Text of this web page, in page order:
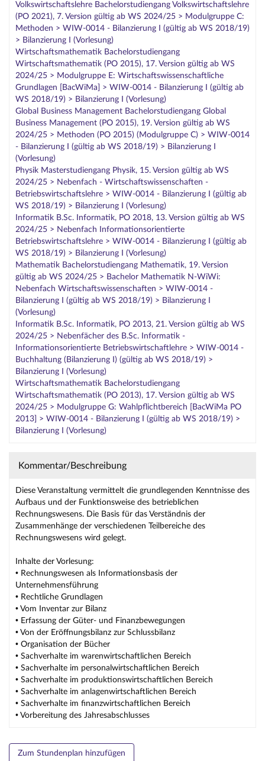
Volkswirtschaftslehre Bachelorstudiengang Volkswirtschaftslehre
(PO 2021), 7. Version gültig ab WS 2024/25 > Modulgruppe C:
Methoden > WIW-0014 - Bilanzierung I (gültig ab WS 2018/19)
> Bilanzierung I (Vorlesung)
Wirtschaftsmathematik Bachelorstudiengang
Wirtschaftsmathematik (PO 2015), 17. Version gültig ab WS
2024/25 > Modulgruppe E: Wirtschaftswissenschaftliche
Grundlagen [BacWiMa] > WIW-0014 - Bilanzierung I (gültig ab
WS 2018/19) > Bilanzierung I (Vorlesung)
Global Business Management Bachelorstudiengang Global
Business Management (PO 2015), 19. Version gültig ab WS
2024/25 > Methoden (PO 2015) (Modulgruppe C) > WIW-0014
- Bilanzierung I (gültig ab WS 2018/19) > Bilanzierung I
(Vorlesung)
Physik Masterstudiengang Physik, 15. Version gültig ab WS
2024/25 > Nebenfach - Wirtschaftswissenschaften -
Betriebswirtschaftslehre > WIW-0014 - Bilanzierung I (gültig ab
WS 2018/19) > Bilanzierung I (Vorlesung)
Informatik B.Sc. Informatik, PO 2018, 13. Version gültig ab WS
2024/25 > Nebenfach Informationsorientierte
Betriebswirtschaftslehre > WIW-0014 - Bilanzierung I (gültig ab
WS 2018/19) > Bilanzierung I (Vorlesung)
Mathematik Bachelorstudiengang Mathematik, 19. Version
gültig ab WS 2024/25 > Bachelor Mathematik N-WiWi:
Nebenfach Wirtschaftswissenschaften > WIW-0014 -
Bilanzierung I (gültig ab WS 2018/19) > Bilanzierung I
(Vorlesung)
Informatik B.Sc. Informatik, PO 2013, 21. Version gültig ab WS
2024/25 > Nebenfächer des B.Sc. Informatik -
Informationsorientierte Betriebswirtschaftlehre > WIW-0014 -
Buchhaltung (Bilanzierung I) (gültig ab WS 2018/19) >
Bilanzierung I (Vorlesung)
Wirtschaftsmathematik Bachelorstudiengang
Wirtschaftsmathematik (PO 2013), 17. Version gültig ab WS
2024/25 > Modulgruppe G: Wahlpflichtbereich [BacWiMa PO
2013] > WIW-0014 - Bilanzierung I (gültig ab WS 2018/19) >
Bilanzierung I (Vorlesung)
Kommentar/Beschreibung
Diese Veranstaltung vermittelt die grundlegenden Kenntnisse des
Aufbaus und der Funktionsweise des betrieblichen
Rechnungswesens. Die Basis für das Verständnis der
Zusammenhänge der verschiedenen Teilbereiche des
Rechnungswesens wird gelegt.
Inhalte der Vorlesung:
• Rechnungswesen als Informationsbasis der
Unternehmensführung
• Rechtliche Grundlagen
• Vom Inventar zur Bilanz
• Erfassung der Güter- und Finanzbewegungen
• Von der Eröffnungsbilanz zur Schlussbilanz
• Organisation der Bücher
• Sachverhalte im warenwirtschaftlichen Bereich
• Sachverhalte im personalwirtschaftlichen Bereich
• Sachverhalte im produktionswirtschaftlichen Bereich
• Sachverhalte im anlagenwirtschaftlichen Bereich
• Sachverhalte im finanzwirtschaftlichen Bereich
• Vorbereitung des Jahresabschlusses
Zum Stundenplan hinzufügen